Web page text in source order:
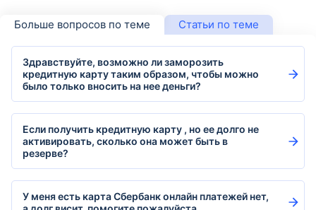
Больше вопросов по теме Статьи по теме
Здравствуйте, возможно ли заморозить
кредитную карту таким образом, чтобы можно
было только вносить на нее деньги?
Если получить кредитную карту , но ее долго не
активировать, сколько она может быть в
резерве?
У меня есть карта Сбербанк онлайн платежей нет,